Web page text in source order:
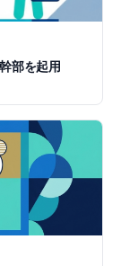
部を起用